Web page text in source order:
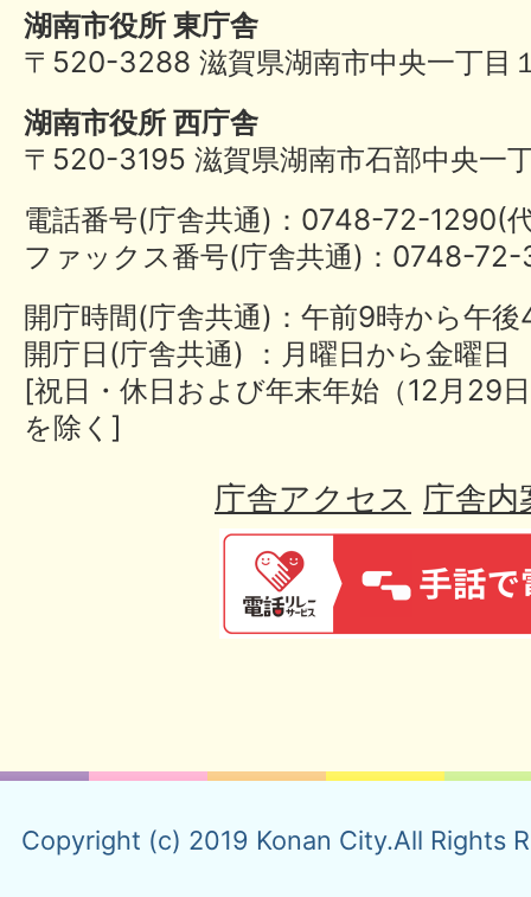
湖南市役所 東庁舎
〒520-3288 滋賀県湖南市中央一丁目
湖南市役所 西庁舎
〒520-3195 滋賀県湖南市石部中央一
電話番号(庁舎共通)：0748-72-
ファックス番号(庁舎共通)：0748-
開庁時間(庁舎共通)：午前9時から午
開庁日(庁舎共通) ：月曜日から金曜日
[祝日・休日および年末年始（12月29
を除く]
庁舎アクセス 庁舎内
Copyright (c) 2019 Konan City.All Rights